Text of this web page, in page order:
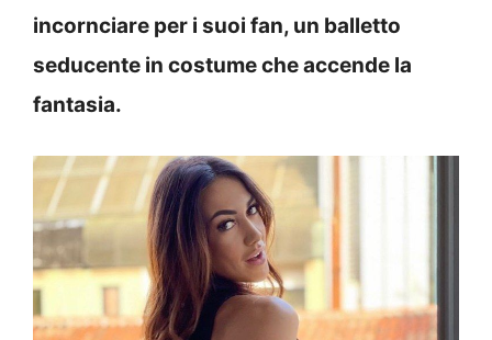
incornciare per i suoi fan, un balletto
seducente in costume che accende la
fantasia.